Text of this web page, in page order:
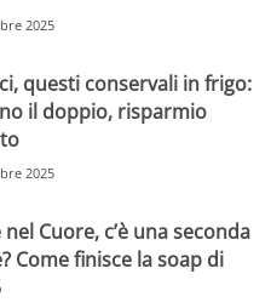
2025
questi conservali in frigo:
il doppio, risparmio
2025
Cuore, c’è una seconda
Come finisce la soap di